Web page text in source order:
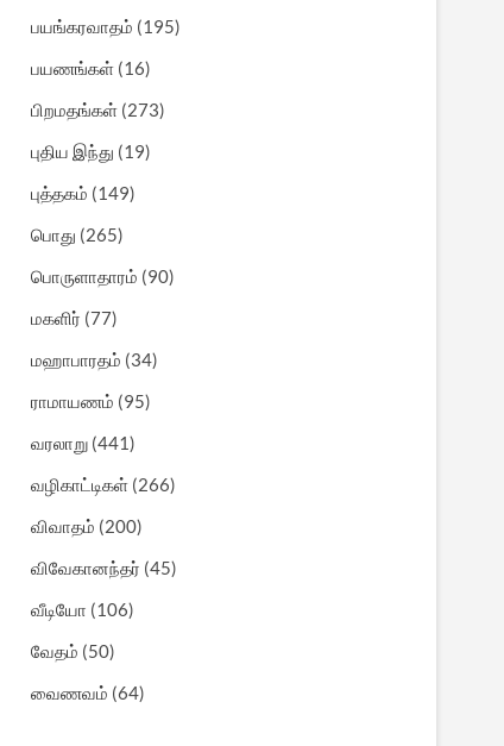
பயங்கரவாதம் (195)
பயணங்கள் (16)
பிறமதங்கள் (273)
புதிய இந்து (19)
புத்தகம் (149)
பொது (265)
பொருளாதாரம் (90)
மகளிர் (77)
மஹாபாரதம் (34)
ராமாயணம் (95)
வரலாறு (441)
வழிகாட்டிகள் (266)
விவாதம் (200)
விவேகானந்தர் (45)
வீடியோ (106)
வேதம் (50)
வைணவம் (64)